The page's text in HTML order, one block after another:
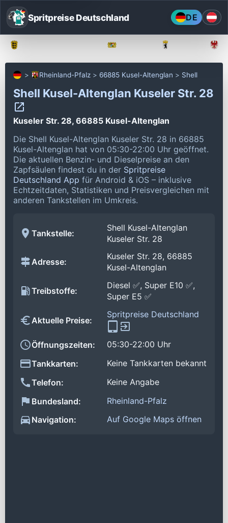
Spritpreise Deutschland DE
Rheinland-Pfalz 66885 Kusel-Altenglan Shell
Shell Kusel-Altenglan Kuseler Str. 28
Kuseler Str. 28, 66885 Kusel-Altenglan
Die Shell Kusel-Altenglan Kuseler Str. 28 in 66885
Kusel-Altenglan hat von 05:30-22:00 Uhr geöffnet.
Die aktuellen Benzin- und Dieselpreise an den
Zapfsäulen findest du in der Spritpreise
Deutschland App für Android & iOS – inklusive
Echtzeitdaten, Statistiken und Preisvergleichen mit
anderen Tankstellen im Umkreis.
Tankstelle:
Shell Kusel-Altenglan
Kuseler Str. 28
Adresse:
Kuseler Str. 28, 66885
Kusel-Altenglan
Treibstoffe:
Diesel ✅, Super E10 ✅,
Super E5 ✅
Aktuelle Preise:
Spritpreise Deutschland
Öffnungszeiten:
05:30-22:00 Uhr
Tankkarten:
Keine Tankkarten bekannt
Telefon:
Keine Angabe
Bundesland:
Rheinland-Pfalz
Navigation:
Auf Google Maps öffnen